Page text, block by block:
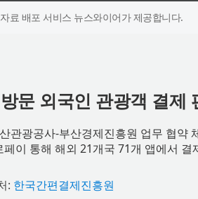
료 배포 서비스 뉴스와이어가 제공합니다.
문 외국인 관광객 결제
관광공사-부산경제진흥원 업무 협약
이 통해 해외 21개국 71개 앱에서 결
: 한국간편결제진흥원